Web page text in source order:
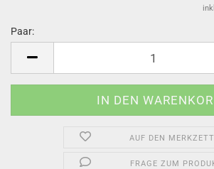
Paar:
AUF DEN
FRAGE ZUM